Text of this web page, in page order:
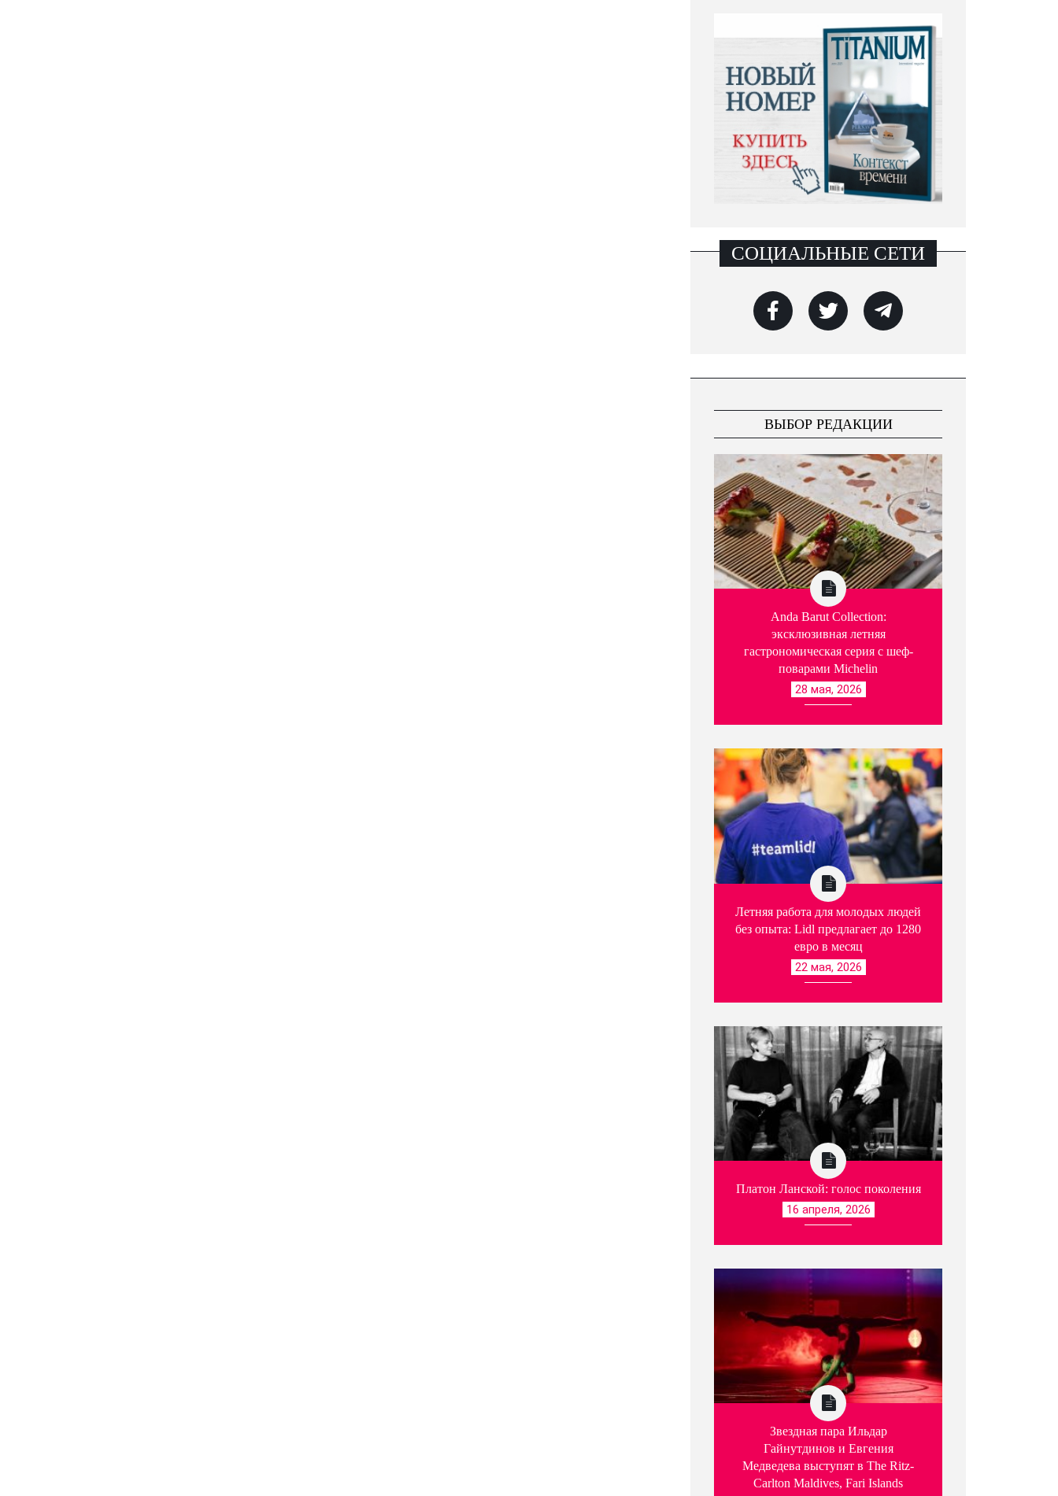
СОЦИАЛЬНЫЕ СЕТИ
ВЫБОР РЕДАКЦИИ
Anda Barut Collection:
эксклюзивная летняя
гастрономическая серия с шеф-
поварами Michelin
28 мая, 2026
Летняя работа для молодых людей
без опыта: Lidl предлагает до 1280
евро в месяц
22 мая, 2026
Платон Ланской: голос поколения
16 апреля, 2026
Звездная пара Ильдар
Гайнутдинов и Евгения
Медведева выступят в The Ritz-
Carlton Maldives, Fari Islands